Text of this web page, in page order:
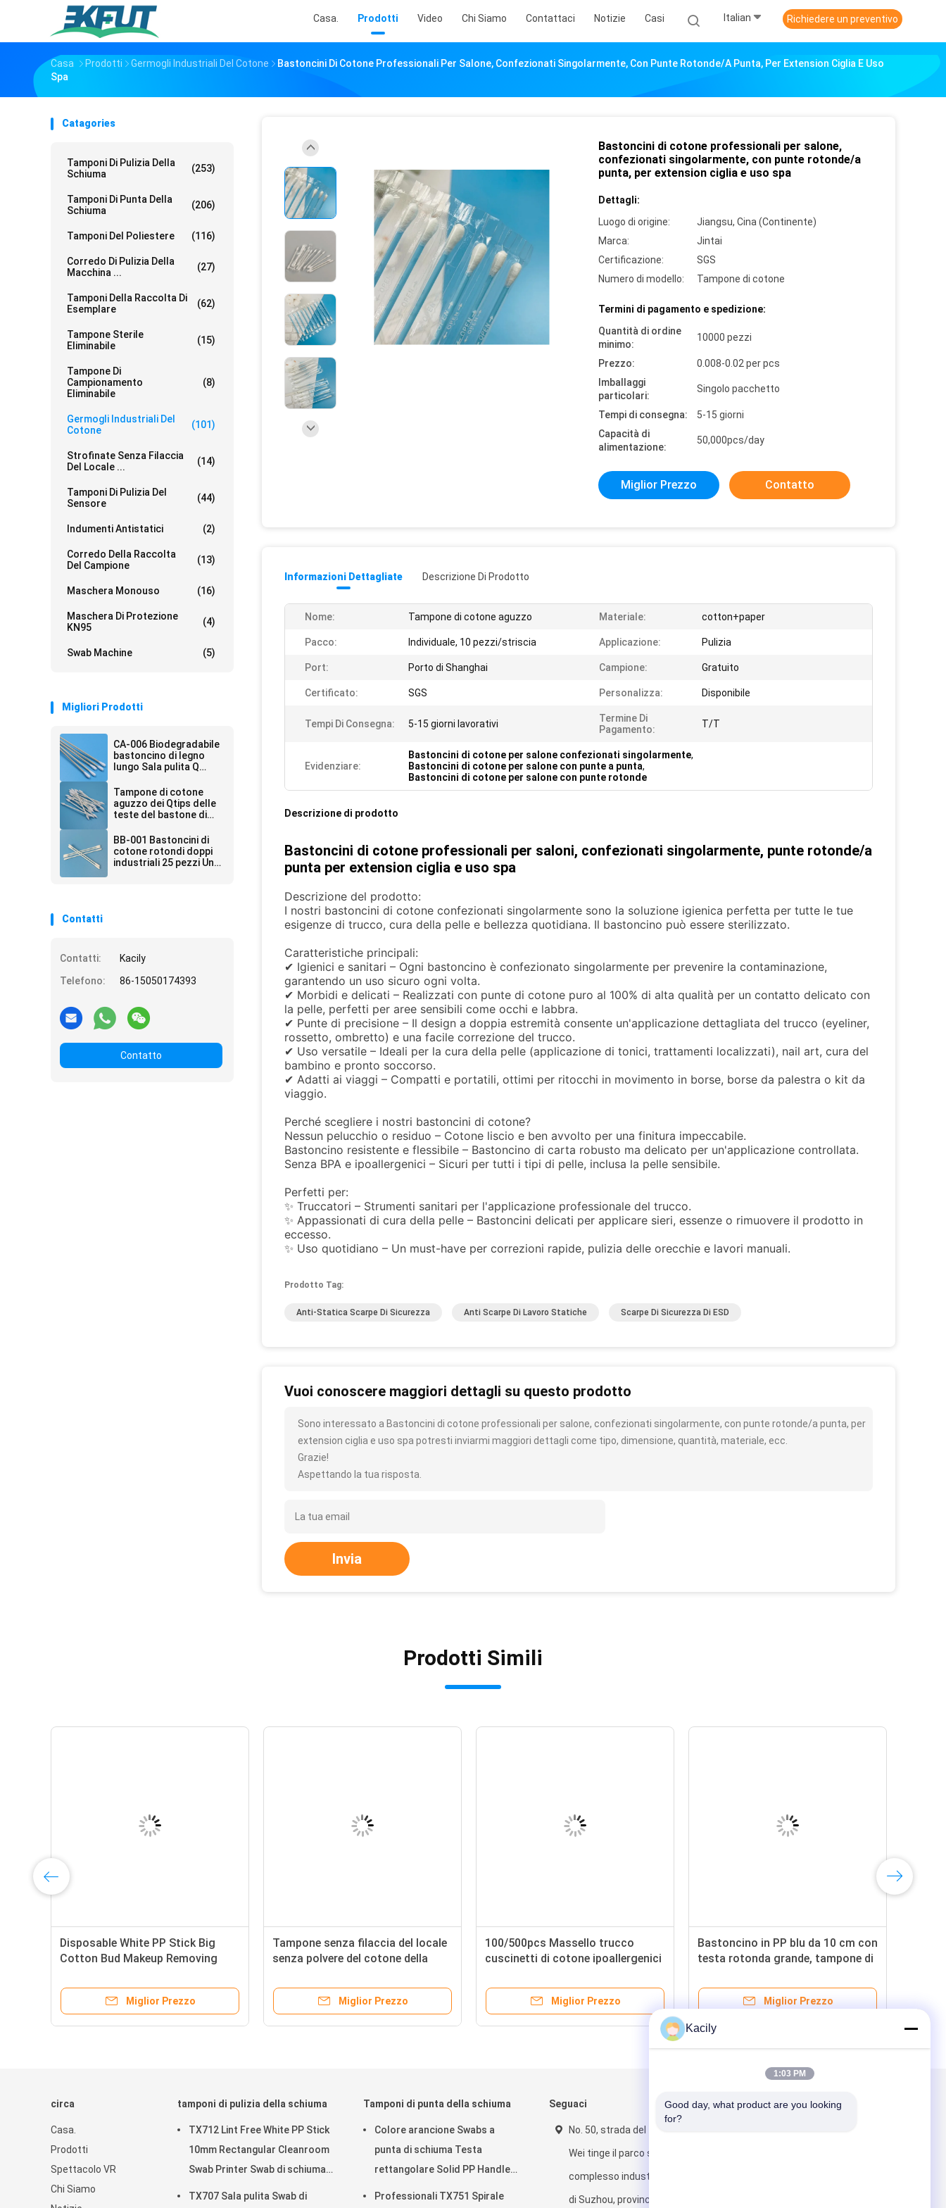
Casa. Prodotti Video Chi Siamo Contattaci Notizie Casi Italian Richiedere un preventivo
Casa Prodotti Germogli Industriali Del Cotone
Bastoncini Di Cotone Professionali Per Salone, Confezionati Singolarmente, Con Punte Rotonde/a Punta, Per Extension Ciglia E Uso
Spa
Catagories
Tamponi Di Pulizia Della
Schiuma
(253)
Tamponi Di Punta Della
Schiuma
(206)
Tamponi Del Poliestere (116)
Corredo Di Pulizia Della
Macchina ...
(27)
Tamponi Della Raccolta Di
Esemplare
(62)
Tampone Sterile
Eliminabile
(15)
Tampone Di
Campionamento
Eliminabile
(8)
Germogli Industriali Del
Cotone
(101)
Strofinate Senza Filaccia
Del Locale ...
(14)
Tamponi Di Pulizia Del
Sensore
(44)
Indumenti Antistatici (2)
Corredo Della Raccolta
Del Campione
(13)
Maschera Monouso (16)
Maschera Di Protezione
KN95
(4)
Swab Machine (5)
Migliori Prodotti
CA-006 Biodegradabile
bastoncino di legno
lungo Sala pulita Q
industriale bastoncino
per la pulizia
Tampone di cotone
aguzzo dei Qtips delle
teste del bastone di
Eco doppio per il locale
senza polvere CA-003
BB-001 Bastoncini di
cotone rotondi doppi
industriali 25 pezzi Una
Contatti
Contatti:
Kacily
Telefono:
86-15050174393
Contatto
Bastoncini di cotone professionali per salone,
confezionati singolarmente, con punte rotonde/a
punta, per extension ciglia e uso spa
Dettagli:
Luogo di origine:
Jiangsu, Cina (Continente)
Marca:
Jintai
Certificazione:
SGS
Numero di modello:
Tampone di cotone
Termini di pagamento e spedizione:
Quantità di ordine
minimo:
10000 pezzi
Prezzo:
0.008-0.02 per pcs
Imballaggi
particolari:
Singolo pacchetto
Tempi di consegna:
5-15 giorni
Capacità di
alimentazione:
50,000pcs/day
Miglior Prezzo Contatto
Informazioni Dettagliate Descrizione Di Prodotto
Nome: Tampone di cotone aguzzo Materiale: cotton+paper
Pacco: Individuale, 10 pezzi/striscia Applicazione: Pulizia
Port: Porto di Shanghai Campione: Gratuito
Certificato: SGS Personalizza: Disponibile
Tempi Di Consegna: 5-15 giorni lavorativi
Termine Di
Pagamento:
T/T
Evidenziare:
Bastoncini di cotone per salone confezionati singolarmente,
Bastoncini di cotone per salone con punte a punta,
Bastoncini di cotone per salone con punte rotonde
Descrizione di prodotto
Bastoncini di cotone professionali per saloni, confezionati singolarmente, punte rotonde/a
punta per extension ciglia e uso spa
Descrizione del prodotto:
I nostri bastoncini di cotone confezionati singolarmente sono la soluzione igienica perfetta per tutte le tue
esigenze di trucco, cura della pelle e bellezza quotidiana. Il bastoncino può essere sterilizzato.
Caratteristiche principali:
✔ Igienici e sanitari – Ogni bastoncino è confezionato singolarmente per prevenire la contaminazione,
garantendo un uso sicuro ogni volta.
✔ Morbidi e delicati – Realizzati con punte di cotone puro al 100% di alta qualità per un contatto delicato con
la pelle, perfetti per aree sensibili come occhi e labbra.
✔ Punte di precisione – Il design a doppia estremità consente un'applicazione dettagliata del trucco (eyeliner,
rossetto, ombretto) e una facile correzione del trucco.
✔ Uso versatile – Ideali per la cura della pelle (applicazione di tonici, trattamenti localizzati), nail art, cura del
bambino e pronto soccorso.
✔ Adatti ai viaggi – Compatti e portatili, ottimi per ritocchi in movimento in borse, borse da palestra o kit da
viaggio.
Perché scegliere i nostri bastoncini di cotone?
Nessun pelucchio o residuo – Cotone liscio e ben avvolto per una finitura impeccabile.
Bastoncino resistente e flessibile – Bastoncino di carta robusto ma delicato per un'applicazione controllata.
Senza BPA e ipoallergenici – Sicuri per tutti i tipi di pelle, inclusa la pelle sensibile.
Perfetti per:
✨ Truccatori – Strumenti sanitari per l'applicazione professionale del trucco.
✨ Appassionati di cura della pelle – Bastoncini delicati per applicare sieri, essenze o rimuovere il prodotto in
eccesso.
✨ Uso quotidiano – Un must-have per correzioni rapide, pulizia delle orecchie e lavori manuali.
Prodotto Tag:
Anti-Statica Scarpe Di Sicurezza Anti Scarpe Di Lavoro Statiche Scarpe Di Sicurezza Di ESD
Vuoi conoscere maggiori dettagli su questo prodotto
Sono interessato a Bastoncini di cotone professionali per salone, confezionati singolarmente, con punte rotonde/a punta, per
extension ciglia e uso spa potresti inviarmi maggiori dettagli come tipo, dimensione, quantità, materiale, ecc.
Grazie!
Aspettando la tua risposta.
Invia
Prodotti Simili
Disposable White PP Stick Big
Cotton Bud Makeup Removing
40mm Long Cotton Head
Miglior Prezzo
Tampone senza filaccia del locale
senza polvere del cotone della
tampone medico del germoglio
Miglior Prezzo
100/500pcs Massello trucco
cuscinetti di cotone ipoallergenici
tessuti con borsa da viaggio
Miglior Prezzo
Bastoncino in PP blu da 10 cm con
testa rotonda grande, tampone di
raccolta di campioni
Miglior Prezzo
circa
Casa.
Prodotti
Spettacolo VR
Chi Siamo
tamponi di pulizia della schiuma
TX712 Lint Free White PP Stick
10mm Rectangular Cleanroom
Swab Printer Swab di schiuma
TX707 Sala pulita Swab di
Tamponi di punta della schiuma
Colore arancione Swabs a
punta di schiuma Testa
rettangolare Solid PP Handle
Professionali TX751 Spirale
Seguaci
No. 50, strada del tonghe,
Wei tinge il parco scientifico,
complesso industriale, città
di Suzhou, provincia di
Scrivici
Kacily
1:03 PM
Good day, what product are you looking
for?